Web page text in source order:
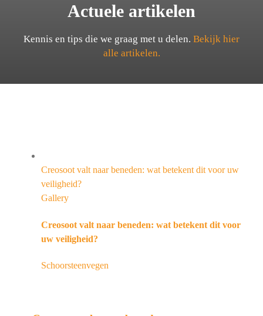
Actuele artikelen
Kennis en tips die we graag met u delen. Bekijk hier
alle artikelen.
Creosoot valt naar beneden: wat betekent dit voor uw
veiligheid?
Gallery
Creosoot valt naar beneden: wat betekent dit voor
uw veiligheid?
Schoorsteenvegen